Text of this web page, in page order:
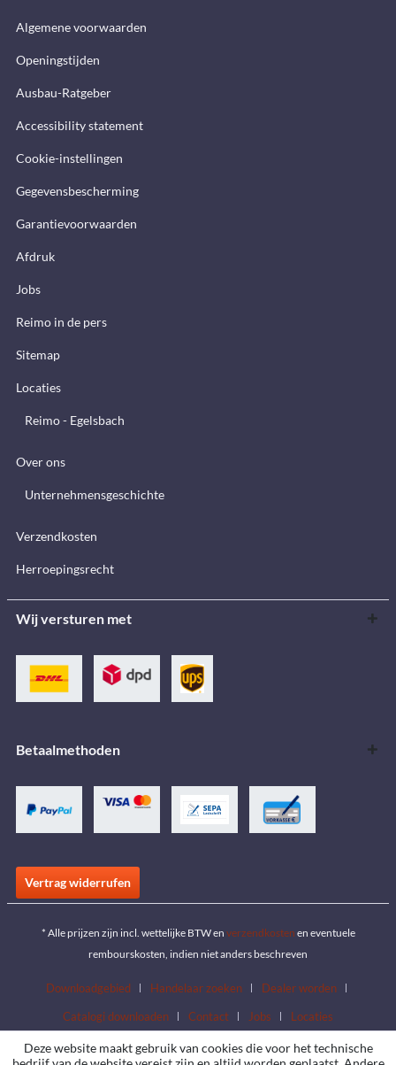
Algemene voorwaarden
Openingstijden
Ausbau-Ratgeber
Accessibility statement
Cookie-instellingen
Gegevensbescherming
Garantievoorwaarden
Afdruk
Jobs
Reimo in de pers
Sitemap
Locaties
Reimo - Egelsbach
Over ons
Unternehmensgeschichte
Verzendkosten
Herroepingsrecht
Wij versturen met
Betaalmethoden
Vertrag widerrufen
* Alle prijzen zijn incl. wettelijke BTW en verzendkosten en eventuele
rembourskosten, indien niet anders beschreven
Downloadgebied Handelaar zoeken
Dealer worden
Catalogi downloaden
Contact Jobs Locaties
Deze website maakt gebruik van cookies die voor het technische